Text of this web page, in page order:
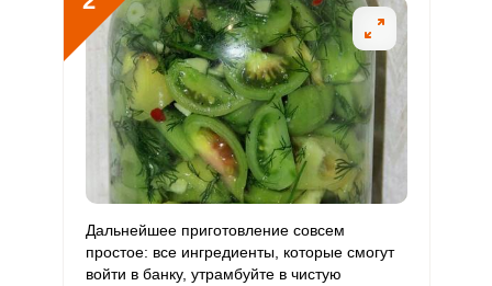
Витамин
142 мкг 120 мкг 6.4 39.4
Витамин
8.7 мг 20 мг 14.5
Калий 3448.6 мг 2500 мг 7.5
Кремний 132 мг 30 мг 24 146.7
Дальнейшее приготовление совсем
простое: все ингредиенты, которые смогут
войти в банку, утрамбуйте в чистую
ВХОД НА САЙТ РЕГИСТРАЦИЯ
с помощью социальных сетей:
1 ИЗ 7
Сообщить об ошибке